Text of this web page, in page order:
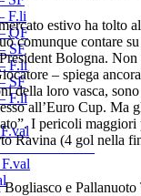
F.li
QF
SF
F.li
SF
F.li
estivo ha tolto al
comunque contare
Bologna.
– spiega
della loro vasca,
all’Euro Cup.
I pericoli
Ravina (4 gol nella
e Pallanuoto